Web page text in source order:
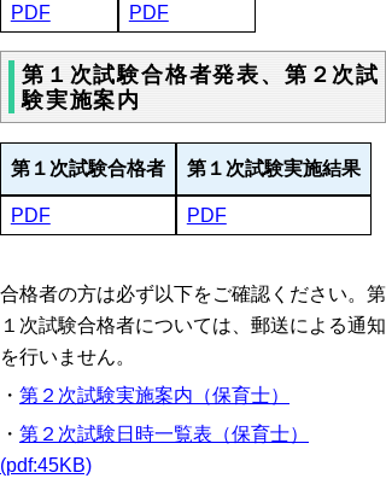
PDF PDF
第１次試験合格者発表、第２次試
験実施案内
第１次試験合格者 第１次試験実施結果
PDF PDF
合格者の方は必ず以下をご確認ください。第
１次試験合格者については、郵送による通知
を行いません。
・ 第２次試験実施案内（保育士）
・ 第２次試験日時一覧表（保育士）
(pdf:45KB)